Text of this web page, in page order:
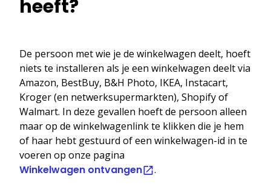
heeft?
De persoon met wie je de winkelwagen deelt, hoeft
niets te installeren als je een winkelwagen deelt via
Amazon, BestBuy, B&H Photo, IKEA, Instacart,
Kroger (en netwerksupermarkten), Shopify of
Walmart. In deze gevallen hoeft de persoon alleen
maar op de winkelwagenlink te klikken die je hem
of haar hebt gestuurd of een winkelwagen-id in te
voeren op onze pagina
Winkelwagen ontvangen .